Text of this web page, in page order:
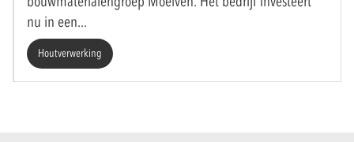
nu in een
Houtverwerking